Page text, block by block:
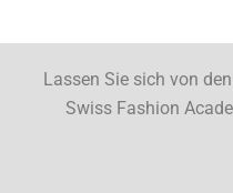
Lassen Sie sich von
Swiss Fashion